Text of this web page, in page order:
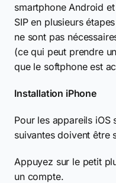
smartphone Android
SIP en plusieurs
ne sont pas
(ce qui peut prendre
que le softphone est
Installation iPhone
Pour les appareils iOS
suivantes doivent être
Appuyez sur le petit
un compte.